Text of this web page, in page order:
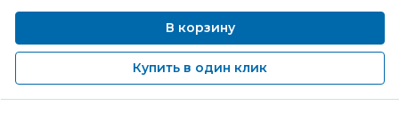
В корзину
Купить в один клик